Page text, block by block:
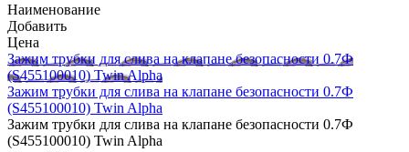
Наименование
Добавить
Цена
Зажим трубки для слива на клапане безопасности 0.7Ф
(S455100010) Twin Alpha
Зажим трубки для слива на клапане безопасности 0.7Ф
(S455100010) Twin Alpha
Зажим трубки для слива на клапане безопасности 0.7Ф
(S455100010) Twin Alpha